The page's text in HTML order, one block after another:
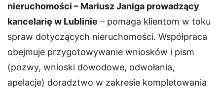
nieruchomości – Mariusz Janiga prowadzący
kancelarię w Lublinie – pomaga klientom w toku
spraw dotyczących nieruchomości. Współpraca
obejmuje przygotowywanie wniosków i pism
(pozwy, wnioski dowodowe, odwołania,
apelacje) doradztwo w zakresie kompletowania